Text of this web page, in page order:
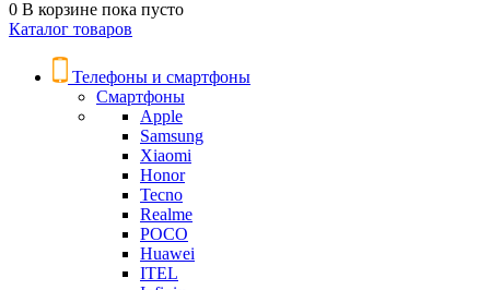
0 В корзине пока пусто
Каталог товаров
Телефоны и смартфоны
Смартфоны
Apple
Samsung
Xiaomi
Honor
Tecno
Realme
POCO
Huawei
ITEL